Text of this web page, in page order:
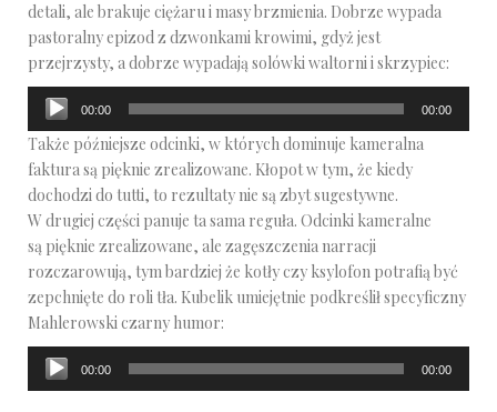
detali, ale brakuje ciężaru i masy brzmienia. Dobrze wypada
pastoralny epizod z dzwonkami krowimi, gdyż jest
przejrzysty, a dobrze wypadają solówki waltorni i skrzypiec:
Odtwarzacz
plików
dźwiękowych
00:00 00:00
Także późniejsze odcinki, w których dominuje kameralna
faktura są pięknie zrealizowane. Kłopot w tym, że kiedy
dochodzi do tutti, to rezultaty nie są zbyt sugestywne.
W drugiej części panuje ta sama reguła. Odcinki kameralne
są pięknie zrealizowane, ale zagęszczenia narracji
rozczarowują, tym bardziej że kotły czy ksylofon potrafią być
zepchnięte do roli tła. Kubelik umiejętnie podkreślił specyficzny
Mahlerowski czarny humor:
Odtwarzacz
plików
00:00 00:00